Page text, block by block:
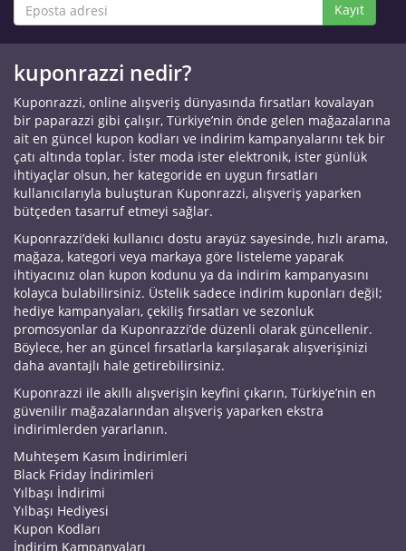
Kayıt
kuponrazzi nedir?
Kuponrazzi, online alışveriş dünyasında fırsatları kovalayan
bir paparazzi gibi çalışır, Türkiye’nin önde gelen mağazalarına
ait en güncel kupon kodları ve indirim kampanyalarını tek bir
çatı altında toplar. İster moda ister elektronik, ister günlük
ihtiyaçlar olsun, her kategoride en uygun fırsatları
kullanıcılarıyla buluşturan Kuponrazzi, alışveriş yaparken
bütçeden tasarruf etmeyi sağlar.
Kuponrazzi’deki kullanıcı dostu arayüz sayesinde, hızlı arama,
mağaza, kategori veya markaya göre listeleme yaparak
ihtiyacınız olan kupon kodunu ya da indirim kampanyasını
kolayca bulabilirsiniz. Üstelik sadece indirim kuponları değil;
hediye kampanyaları, çekiliş fırsatları ve sezonluk
promosyonlar da Kuponrazzi’de düzenli olarak güncellenir.
Böylece, her an güncel fırsatlarla karşılaşarak alışverişinizi
daha avantajlı hale getirebilirsiniz.
Kuponrazzi ile akıllı alışverişin keyfini çıkarın, Türkiye’nin en
güvenilir mağazalarından alışveriş yaparken ekstra
indirimlerden yararlanın.
Muhteşem Kasım İndirimleri
Black Friday İndirimleri
Yılbaşı İndirimi
Yılbaşı Hediyesi
Kupon Kodları
İndirim Kampanyaları